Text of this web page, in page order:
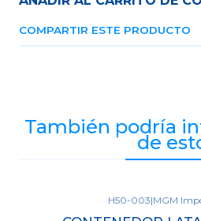
COMPARTIR ESTE PRODUCTO
También podría
de
H50-003|MGM